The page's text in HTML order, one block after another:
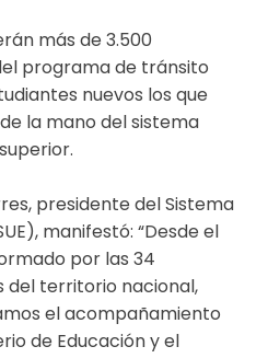
más de 3.500
programa de tránsito
nuevos los que
la mano del sistema
presidente del Sistema
manifestó: “Desde el
por las 34
del territorio nacional,
el acompañamiento
de Educación y el